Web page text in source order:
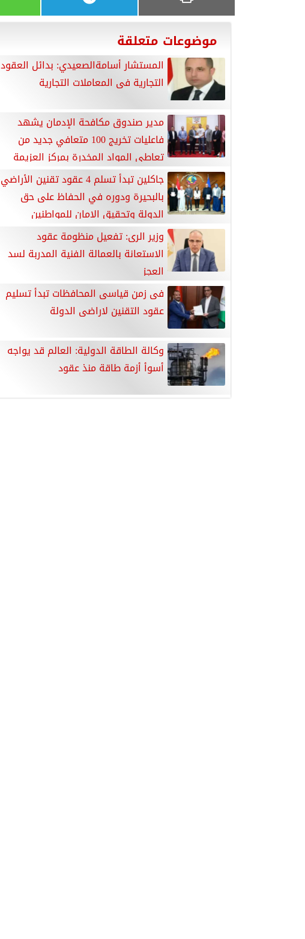
موضوعات متعلقة
المستشار أسامةالصعيدي: بدائل العقود
التجارية فى المعاملات التجارية
مدير صندوق مكافحة الإدمان يشهد
فاعليات تخريج 100 متعافي جديد من
تعاطى المواد المخدرة بمركز العزيمة
ببور فؤاد
جاكلين تبدأ تسلم 4 عقود تقنين الأراضي
بالبحيرة ودوره في الحفاظ على حق
الدولة وتحقيق الامان للمواطنين
وزير الرى: تفعيل منظومة عقود
الاستعانة بالعمالة الفنية المدربة لسد
العجز
فى زمن قياسى المحافظات تبدأ تسليم
عقود التقنين لاراضى الدولة
وكالة الطاقة الدولية: العالم قد يواجه
أسوأ أزمة طاقة منذ عقود